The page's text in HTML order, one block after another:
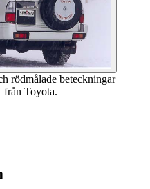
rödmålade beteckningar
från Toyota.